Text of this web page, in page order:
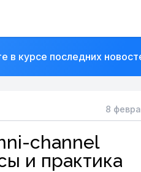
в курсе последних
8
channel
и практика